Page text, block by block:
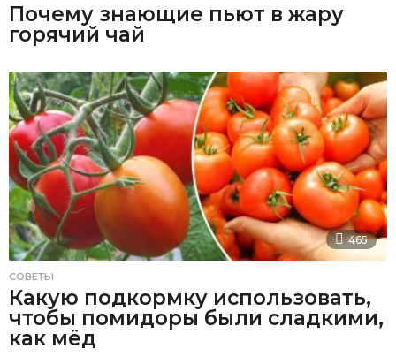
Почему знающие пьют в жару
горячий чай
465
СОВЕТЫ
Какую подкормку использовать,
чтобы помидоры были сладкими,
как мёд